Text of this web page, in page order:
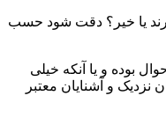
یا خیر؟ دقت شود حسب
بوده و یا آنکه خیلی
و آشنایان معتبر